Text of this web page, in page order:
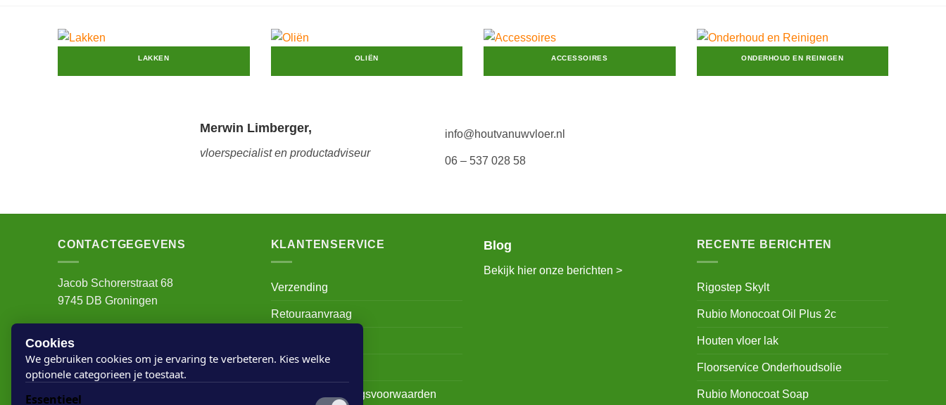
LAKKEN OLIËN ACCESSOIRES ONDERHOUD EN REINIGEN
Merwin Limberger,
vloerspecialist en productadviseur
info@houtvanuwvloer.nl
06 – 537 028 58
CONTACTGEGEVENS
Jacob Schorerstraat 68
9745 DB Groningen
Contactpagina >
Gemakkelijk betalen
KLANTENSERVICE
Verzending
Retouraanvraag
Algemene leveringsvoorwaarden
Blog
Bekijk hier onze berichten >
RECENTE BERICHTEN
Rigostep Skylt
Rubio Monocoat Oil Plus 2c
Houten vloer lak
Floorservice Onderhoudsolie
Rubio Monocoat Soap
Cookies
We gebruiken cookies om je ervaring te verbeteren. Kies welke
optionele categorieen je toestaat.
Essentieel